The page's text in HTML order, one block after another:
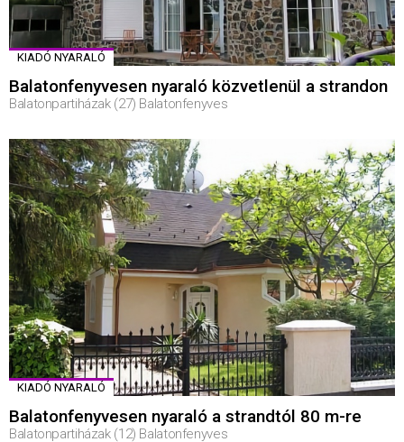
KIADÓ NYARALÓ
Balatonfenyvesen nyaraló közvetlenül a strandon
Balatonpartiházak (27) Balatonfenyves
KIADÓ NYARALÓ
Balatonfenyvesen nyaraló a strandtól 80 m-re
Balatonpartiházak (12) Balatonfenyves